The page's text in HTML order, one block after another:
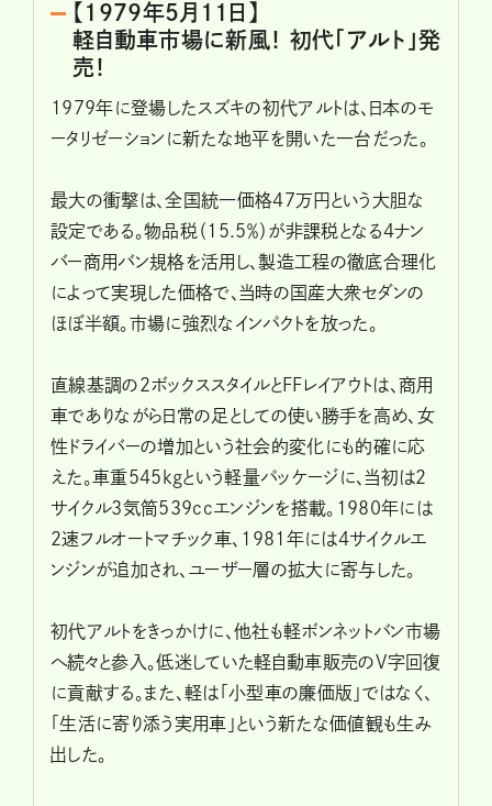
【1979年5月11日】
軽自動車市場に新風！ 初代「アルト」発
売！
1979年に登場したスズキの初代アルトは、日本のモ
ータリゼーションに新たな地平を開いた一台だった。
最大の衝撃は、全国統一価格47万円という大胆な
設定である。物品税（15.5％）が非課税となる4ナン
バー商用バン規格を活用し、製造工程の徹底合理化
によって実現した価格で、当時の国産大衆セダンの
ほぼ半額。市場に強烈なインパクトを放った。
直線基調の2ボックススタイルとFFレイアウトは、商用
車でありながら日常の足としての使い勝手を高め、女
性ドライバーの増加という社会的変化にも的確に応
えた。車重545kgという軽量パッケージに、当初は2
サイクル3気筒539ccエンジンを搭載。1980年には
2速フルオートマチック車、1981年には4サイクルエ
ンジンが追加され、ユーザー層の拡大に寄与した。
初代アルトをきっかけに、他社も軽ボンネットバン市場
へ続々と参入。低迷していた軽自動車販売のV字回復
に貢献する。また、軽は「小型車の廉価版」ではなく、
「生活に寄り添う実用車」という新たな価値観も生み
出した。